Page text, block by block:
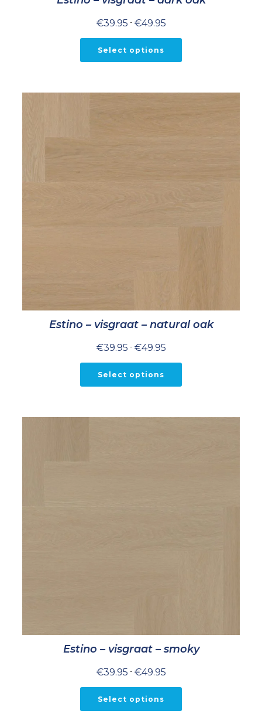
€39.95 - €49.95Prijsklasse:
tot
Select options
Estino – visgraat – natural oak
€39.95 - €49.95Prijsklasse:
tot
Select options
Estino – visgraat – smoky
€39.95 - €49.95Prijsklasse:
tot
Select options